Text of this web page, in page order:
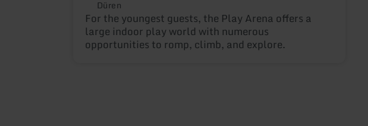
Düren
For the youngest guests, the Play Arena offers a
large indoor play world with numerous
opportunities to romp, climb, and explore.